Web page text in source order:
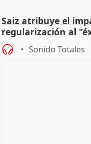
Saiz atribuye el
regularización al
Sonido Totales